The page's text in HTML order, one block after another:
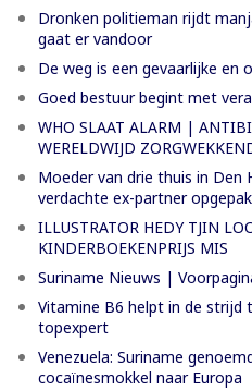
Dronken politieman rijdt
gaat er vandoor
De weg is een gevaarlijke en
Goed bestuur begint met
WHO SLAAT ALARM |
WERELDWIJD
Moeder van drie thuis in Den
verdachte ex-partner
ILLUSTRATOR HEDY TJIN
KINDERBOEKENPRIJS MIS
Suriname Nieuws |
Vitamine B6 helpt in de strijd
topexpert
Venezuela: Suriname
cocaïnesmokkel naar Europa